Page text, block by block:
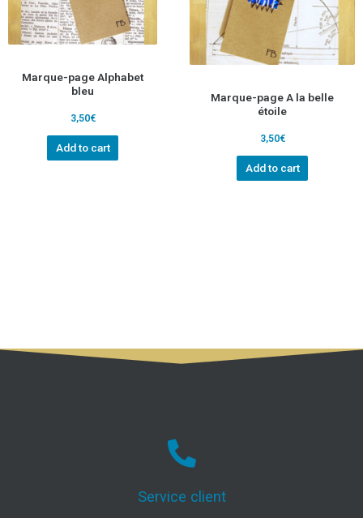
Marque-page Alphabet
bleu
3,50€
Add to cart
Marque-page A la belle
étoile
3,50€
Add to cart
Service client